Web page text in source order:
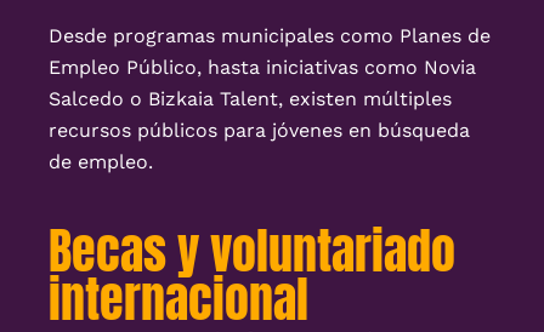
Desde programas municipales como Planes de
Empleo Público, hasta iniciativas como Novia
Salcedo o Bizkaia Talent, existen múltiples
recursos públicos para jóvenes en búsqueda
de empleo.
Becas y voluntariado
internacional